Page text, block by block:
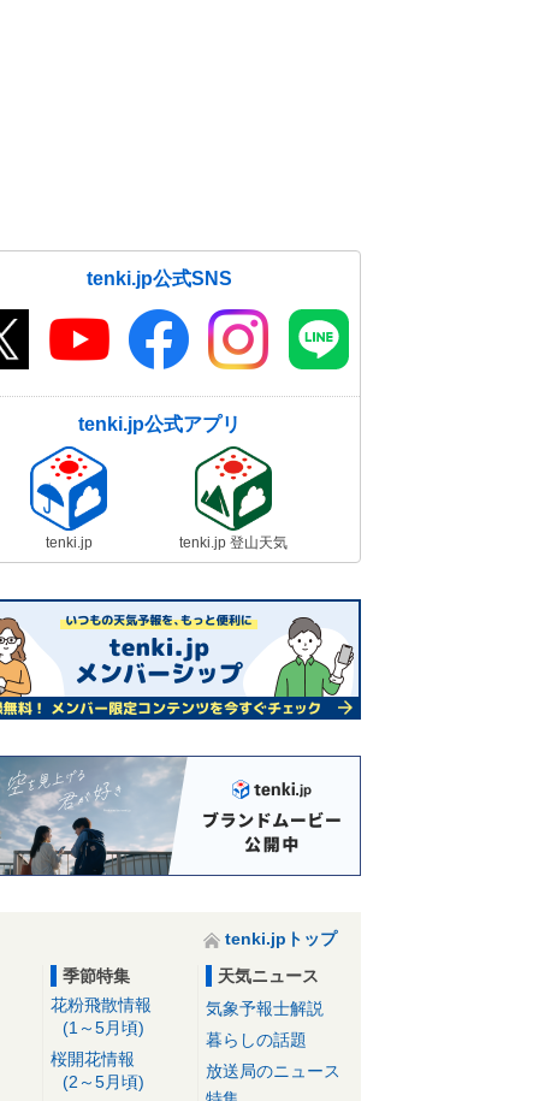
tenki.jp公式SNS
tenki.jp公式アプリ
tenki.jp tenki.jp 登山天気
tenki.jpトップ
季節特集
花粉飛散情報
(1～5月頃)
桜開花情報
(2～5月頃)
天気ニュース
気象予報士解説
暮らしの話題
放送局のニュース